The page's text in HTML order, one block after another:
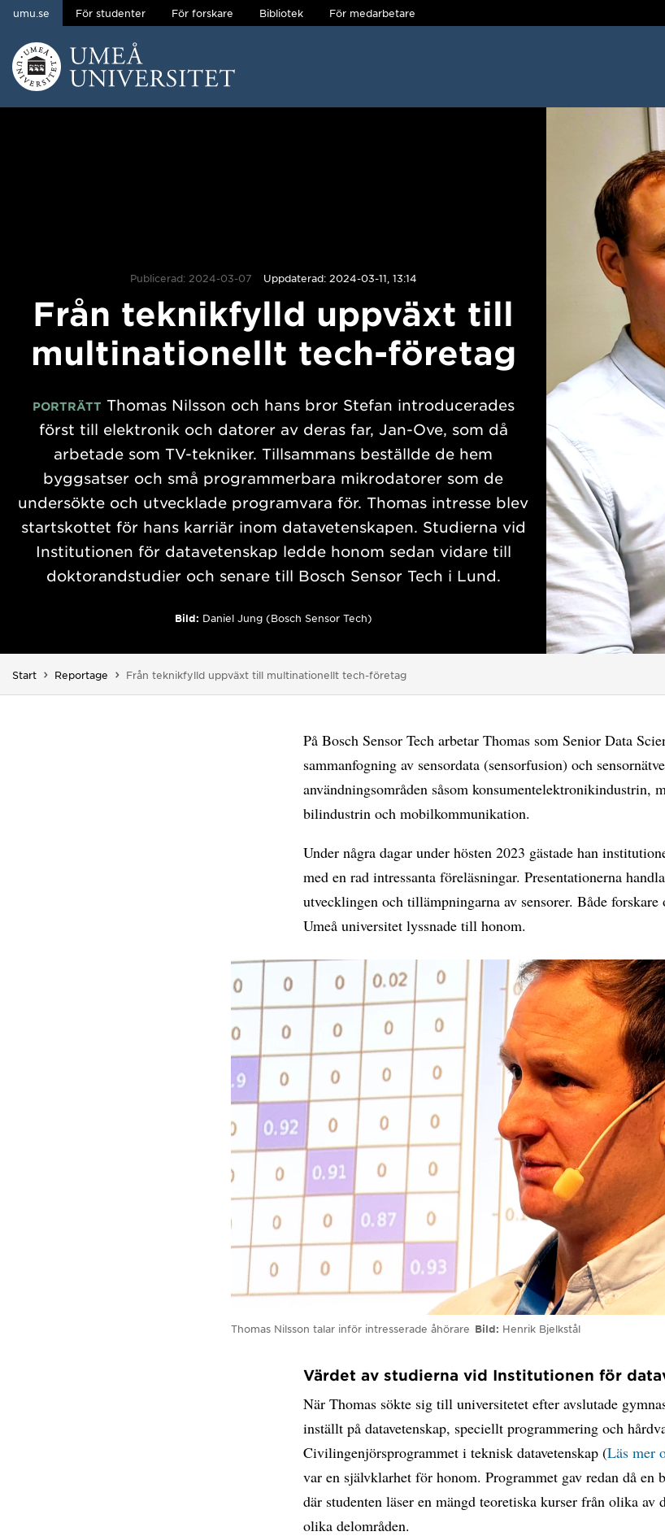
Hoppa direkt till innehållet
umu.se För studenter För forskare Bibliotek För medarbetare
Publicerad: 2024-03-07 Uppdaterad: 2024-03-11, 13:14
Från teknikfylld uppväxt till
multinationellt tech-företag
PORTRÄTT Thomas Nilsson och hans bror Stefan introducerades
först till elektronik och datorer av deras far, Jan-Ove, som då
arbetade som TV-tekniker. Tillsammans beställde de hem
byggsatser och små programmerbara mikrodatorer som de
undersökte och utvecklade programvara för. Thomas intresse blev
startskottet för hans karriär inom datavetenskapen. Studierna vid
Institutionen för datavetenskap ledde honom sedan vidare till
doktorandstudier och senare till Bosch Sensor Tech i Lund.
Bild: Daniel Jung (Bosch Sensor Tech)
Start Reportage Du är här:
Från teknikfylld uppväxt till multinationellt tech-företag
På Bosch Sensor Tech arbetar Thomas som Senior Data
sammanfogning av sensordata (sensorfusion) och
användningsområden såsom konsumentelektronikindustrin,
bilindustrin och mobilkommunikation.
Under några dagar under hösten 2023 gästade han
med en rad intressanta föreläsningar. Presentationerna
utvecklingen och tillämpningarna av sensorer. Både
Umeå universitet lyssnade till honom.
Thomas Nilsson talar inför intresserade åhörare Bild Henrik Bjelkstål
Värdet av studierna vid Institutionen för
När Thomas sökte sig till universitetet efter avslutade
inställt på datavetenskap, speciellt programmering och
Civilingenjörsprogrammet i teknisk datavetenskap (Läs mer
var en självklarhet för honom. Programmet gav redan då en
där studenten läser en mängd teoretiska kurser från olika av
olika delområden.